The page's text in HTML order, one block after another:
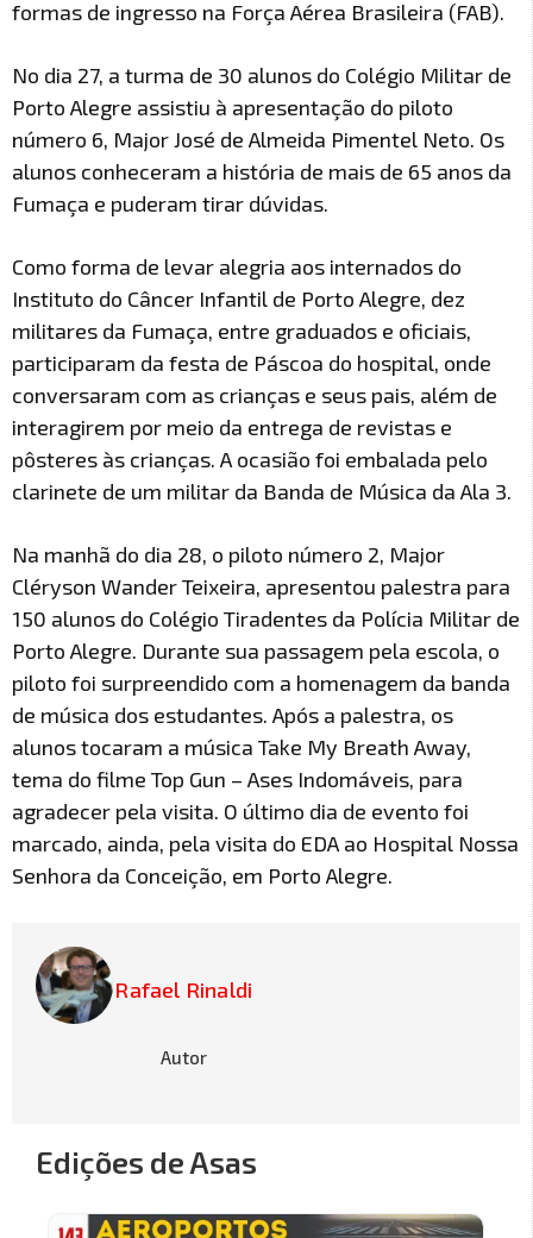
formas de ingresso na Força Aérea Brasileira (FAB).
No dia 27, a turma de 30 alunos do Colégio Militar de
Porto Alegre assistiu à apresentação do piloto
número 6, Major José de Almeida Pimentel Neto. Os
alunos conheceram a história de mais de 65 anos da
Fumaça e puderam tirar dúvidas.
Como forma de levar alegria aos internados do
Instituto do Câncer Infantil de Porto Alegre, dez
militares da Fumaça, entre graduados e oficiais,
participaram da festa de Páscoa do hospital, onde
conversaram com as crianças e seus pais, além de
interagirem por meio da entrega de revistas e
pôsteres às crianças. A ocasião foi embalada pelo
clarinete de um militar da Banda de Música da Ala 3.
Na manhã do dia 28, o piloto número 2, Major
Cléryson Wander Teixeira, apresentou palestra para
150 alunos do Colégio Tiradentes da Polícia Militar de
Porto Alegre. Durante sua passagem pela escola, o
piloto foi surpreendido com a homenagem da banda
de música dos estudantes. Após a palestra, os
alunos tocaram a música Take My Breath Away,
tema do filme Top Gun – Ases Indomáveis, para
agradecer pela visita. O último dia de evento foi
marcado, ainda, pela visita do EDA ao Hospital Nossa
Senhora da Conceição, em Porto Alegre.
Rafael Rinaldi
Autor
Edições de Asas